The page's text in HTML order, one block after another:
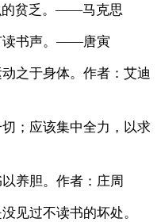
的贫乏。——马克思
读书声。——唐寅
之于身体。作者：艾迪
；应该集中全力，以求
养胆。作者：庄周
见过不读书的坏处。